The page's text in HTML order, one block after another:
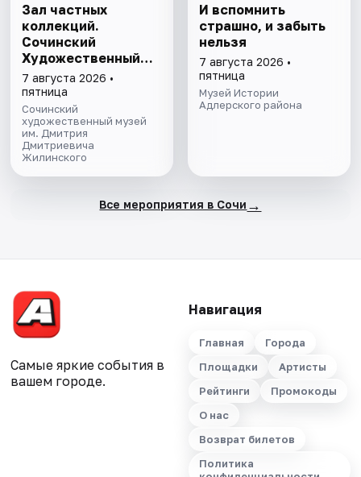
Зал частных
коллекций.
Сочинский
Художественный
музей им. Д.Д.
Жилинского
7 августа 2026 •
пятница
Сочинский
художественный музей
им. Дмитрия
Дмитриевича
Жилинского
И вспомнить
страшно, и забыть
нельзя
7 августа 2026 •
пятница
Музей Истории
Адлерского района
Все мероприятия в Сочи →
Самые яркие события в
вашем городе.
Навигация
Главная
Города
Площадки
Артисты
Рейтинги
Промокоды
О нас
Возврат билетов
Политика